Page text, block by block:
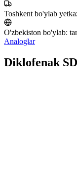
Toshkent bo'ylab
O'zbekiston bo'ylab:
Analoglar
Diklofenak